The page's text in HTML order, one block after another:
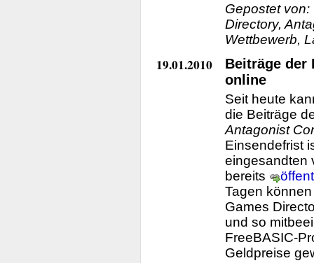
Gepostet von:
Directory,
Wettbewerb,
19.01.2010
Beiträge der
online
Seit heute
die Beiträge
Antagonist
Einsendefrist
eingesandten
bereits
Tagen
Games
und so
FreeBASIC-
Geldpreise